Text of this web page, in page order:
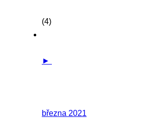
(4)
►
března 2021